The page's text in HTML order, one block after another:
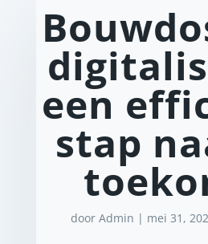
een
stap
door Admin | mei 31,